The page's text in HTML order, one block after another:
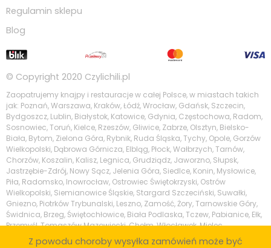
Regulamin sklepu
Blog
© Copyright 2020 Czylichili.pl
Zaopatrujemy knajpy i restauracje w całej Polsce, w miastach takich
jak: Poznań, Warszawa, Kraków, Łódź, Wrocław, Gdańsk, Szczecin,
Bydgoszcz, Lublin, Białystok, Katowice, Gdynia, Częstochowa, Radom,
Sosnowiec, Toruń, Kielce, Rzeszów, Gliwice, Zabrze, Olsztyn, Bielsko-
Biała, Bytom, Zielona Góra, Rybnik, Ruda Śląska, Tychy, Opole, Gorzów
Wielkopolski, Dąbrowa Górnicza, Elbląg, Płock, Wałbrzych, Tarnów,
Chorzów, Koszalin, Kalisz, Legnica, Grudziądz, Jaworzno, Słupsk,
Jastrzębie-Zdrój, Nowy Sącz, Jelenia Góra, Siedlce, Konin, Mysłowice,
Piła, Radomsko, Inowrocław, Ostrowiec Świętokrzyski, Ostrów
Wielkopolski, Siemianowice Śląskie, Stargard Szczeciński, Suwałki,
Gniezno, Piotrków Trybunalski, Leszno, Zamość, Żory, Tarnowskie Góry,
Świdnica, Brzeg, Świętochłowice, Biała Podlaska, Tczew, Pabianice, Ełk,
Przemyśl, Tomaszów Mazowiecki, Chełm, Włocławek, Mielec,
Tarnobrzeg, Krosno, Kędzierzyn-Koźle, Piaseczno, Zgierz, Wodzisław
Z powodu choroby wysyłka zamówień może być